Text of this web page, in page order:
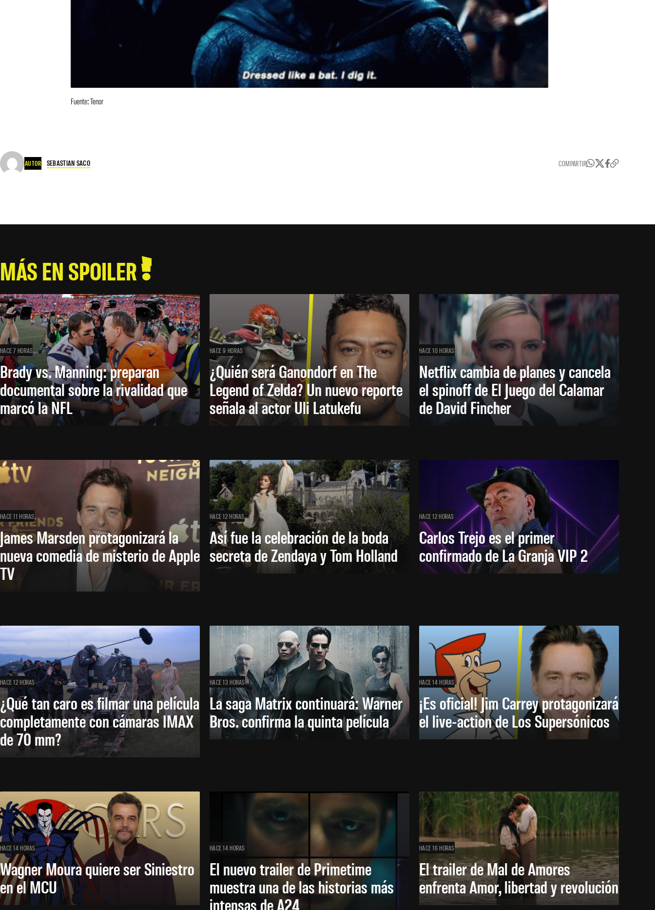
Fuente: Tenor
AUTOR SEBASTIAN SACO COMPARTIR
MÁS EN SPOILER
HACE 7 HORAS
Brady vs. Manning: preparan
documental sobre la rivalidad que
marcó la NFL
HACE 9 HORAS
¿Quién será Ganondorf en The
Legend of Zelda? Un nuevo reporte
señala al actor Uli Latukefu
HACE 10 HORAS
Netflix cambia de planes y cancela
el spinoff de El Juego del Calamar
de David Fincher
HACE 11 HORAS
James Marsden protagonizará la
nueva comedia de misterio de Apple
TV
HACE 12 HORAS
Así fue la celebración de la boda
secreta de Zendaya y Tom Holland
HACE 12 HORAS
Carlos Trejo es el primer
confirmado de La Granja VIP 2
HACE 12 HORAS
¿Qué tan caro es filmar una película
completamente con cámaras IMAX
de 70 mm?
HACE 13 HORAS
La saga Matrix continuará: Warner
Bros. confirma la quinta película
HACE 14 HORAS
¡Es oficial! Jim Carrey protagonizará
el live-action de Los Supersónicos
HACE 14 HORAS
Wagner Moura quiere ser Siniestro
en el MCU
HACE 14 HORAS
El nuevo trailer de Primetime
muestra una de las historias más
intensas de A24
HACE 16 HORAS
El trailer de Mal de Amores
enfrenta Amor, libertad y revolución